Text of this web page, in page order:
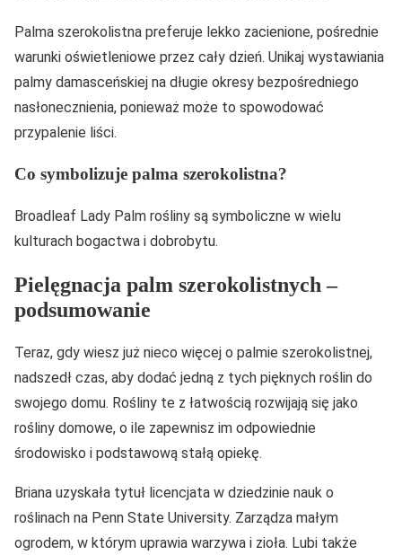
Palma szerokolistna preferuje lekko zacienione, pośrednie
warunki oświetleniowe przez cały dzień. Unikaj wystawiania
palmy damasceńskiej na długie okresy bezpośredniego
nasłonecznienia, ponieważ może to spowodować
przypalenie liści.
Co symbolizuje palma szerokolistna?
Broadleaf Lady Palm rośliny są symboliczne w wielu
kulturach bogactwa i dobrobytu.
Pielęgnacja palm szerokolistnych –
podsumowanie
Teraz, gdy wiesz już nieco więcej o palmie szerokolistnej,
nadszedł czas, aby dodać jedną z tych pięknych roślin do
swojego domu. Rośliny te z łatwością rozwijają się jako
rośliny domowe, o ile zapewnisz im odpowiednie
środowisko i podstawową stałą opiekę.
Briana uzyskała tytuł licencjata w dziedzinie nauk o
roślinach na Penn State University. Zarządza małym
ogrodem, w którym uprawia warzywa i zioła. Lubi także